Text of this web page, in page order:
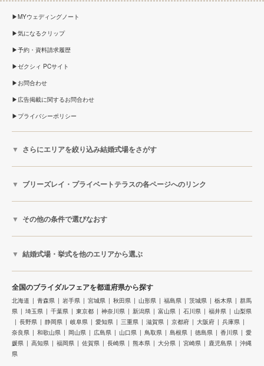
MYウェディングノート
気になるクリップ
予約・資料請求履歴
ゼクシィ PCサイト
お問合わせ
広告掲載に関するお問合わせ
プライバシーポリシー
さらにエリアを絞り込み結婚式場をさがす
ブリーズレイ・プライベートテラスの各ページへのリンク
その他の条件で選びなおす
結婚式場・挙式を他のエリアから選ぶ
全国のブライダルフェアを都道府県から探す
北海道 青森県 岩手県 宮城県 秋田県 山形県 福島県 茨城県 栃木県
群馬
県
埼玉県 千葉県 東京都 神奈川県 新潟県 富山県 石川県 福井県
山梨県
長野県
静岡県 岐阜県 愛知県 三重県 滋賀県 京都府 大阪府
兵庫県
奈良県
和歌山県 岡山県 広島県 山口県 鳥取県 島根県 徳島県 香川県
愛
媛県
高知県 福岡県 佐賀県 長崎県 熊本県 大分県 宮崎県 鹿児島県
沖縄
県